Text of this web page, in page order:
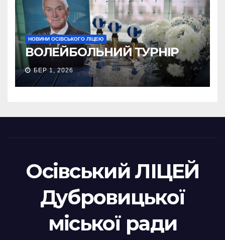
НОВИНИ ОСІВСЬКОГО ЛІЦЕЮ
ВОЛЕЙБОЛЬНИЙ ТУРНІР
БЕР 1, 2026
Осівський ЛІЦЕЙ
Дубровицької
міської ради